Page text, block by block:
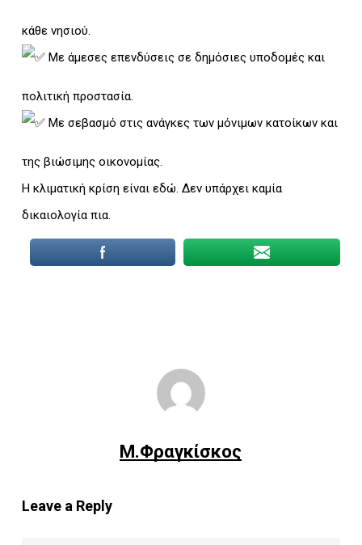
κάθε νησιού.
Με άμεσες επενδύσεις σε δημόσιες υποδομές και
πολιτική προστασία.
Με σεβασμό στις ανάγκες των μόνιμων κατοίκων και
της βιώσιμης οικονομίας.
Η κλιματική κρίση είναι εδώ. Δεν υπάρχει καμία
δικαιολογία πια.
Μ.Φραγκίσκος
Leave a Reply